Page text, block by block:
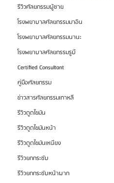
รีวิวศัลยกรรมผู้ชาย
โรงพยาบาลศัลยกรรมมาอิน
โรงพยาบาลศัลยกรรมนานะ
โรงพยาบาลศัลยกรรมรูบี
Certified Consultant
คู่มือศัลยกรรม
ข่าวสารศัลยกรรมเกาหลี
รีวิวดูดไขมัน
รีวิวดูดไขมันหน้า
รีวิวดูดไขมันเหนียง
รีวิวยกกระชับ
รีวิวยกกระชับหน้าผาก